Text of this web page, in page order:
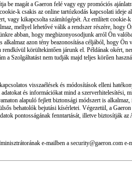
magát a Gaeron felé vagy egy promóciós
k csakis az online tartózkodás kapcsolati
vagy kikapcsolta számítógépét. Az említett
mellyel lehetővé válik a rendszer részére, hogy
abban, hogy megbizonyosodjunk arról Ön
azon tény beazonosítása céljából, hogy
körültekintően járunk el. Példának okért,
a Szolgáltatást nem tudják majd teljes körűen
visszaélések és módosítások elleni
és információkat mind a szerverhitelesítési,
alapuló fejlett biztonsági módszert is
behatolók bejutási kísérletei. Végezetül, a
pontosságának fenntartását, illetve biztosítják az
e-mailben a security@gaeron.com e-